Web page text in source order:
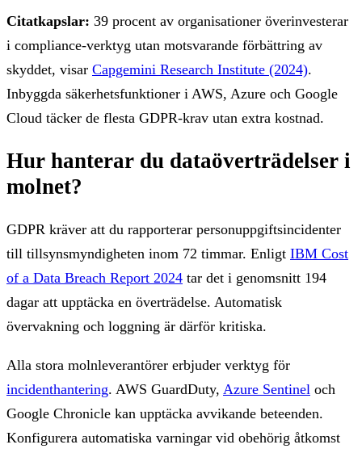
Citatkapslar: 39 procent av organisationer överinvesterar
i compliance-verktyg utan motsvarande förbättring av
skyddet, visar Capgemini Research Institute (2024).
Inbyggda säkerhetsfunktioner i AWS, Azure och Google
Cloud täcker de flesta GDPR-krav utan extra kostnad.
Hur hanterar du dataöverträdelser i
molnet?
GDPR kräver att du rapporterar personuppgiftsincidenter
till tillsynsmyndigheten inom 72 timmar. Enligt IBM Cost
of a Data Breach Report 2024 tar det i genomsnitt 194
dagar att upptäcka en överträdelse. Automatisk
övervakning och loggning är därför kritiska.
Alla stora molnleverantörer erbjuder verktyg för
incidenthantering. AWS GuardDuty, Azure Sentinel och
Google Chronicle kan upptäcka avvikande beteenden.
Konfigurera automatiska varningar vid obehörig åtkomst